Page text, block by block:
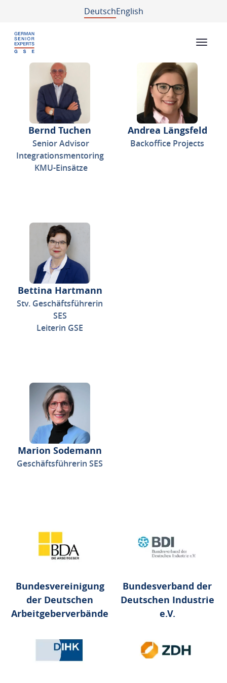
DeutschEnglish
Bernd Tuchen
Senior Advisor
Integrationsmentoring
KMU-Einsätze
Andrea Längsfeld
Backoffice Projects
Bettina Hartmann
Stv. Geschäftsführerin
SES
Leiterin GSE
Marion Sodemann
Geschäftsführerin SES
Bundesvereinigung
der Deutschen
Arbeitgeberverbände
Bundesverband der
Deutschen Industrie
e.V.